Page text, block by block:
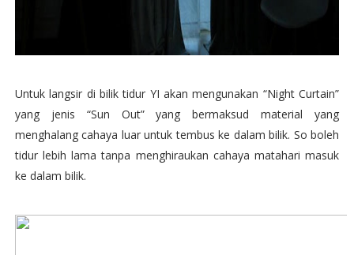
Untuk langsir di bilik tidur YI akan mengunakan “Night Curtain”
yang jenis “Sun Out” yang bermaksud material yang
menghalang cahaya luar untuk tembus ke dalam bilik. So boleh
tidur lebih lama tanpa menghiraukan cahaya matahari masuk
ke dalam bilik.